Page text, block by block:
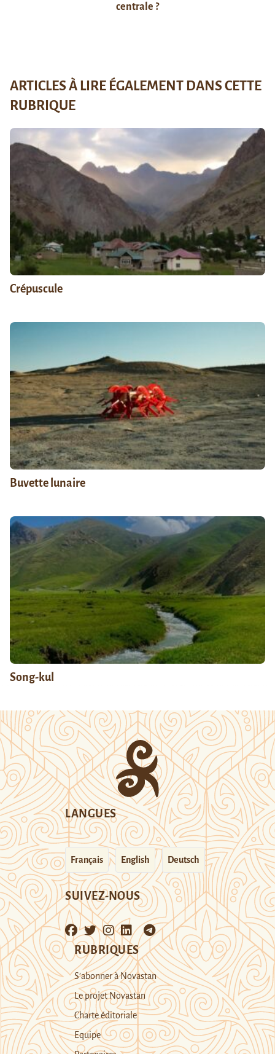
centrale ?
ARTICLES À LIRE ÉGALEMENT DANS CETTE
RUBRIQUE
Crépuscule
Buvette lunaire
Song-kul
LANGUES
Français English Deutsch
SUIVEZ-NOUS
RUBRIQUES
S’abonner à Novastan
Le projet Novastan
Charte éditoriale
Equipe